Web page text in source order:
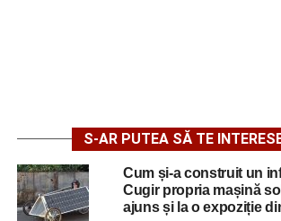
S-AR PUTEA SĂ TE
Cum și-a construit un
Cugir propria mașină
ajuns și la o expoziție